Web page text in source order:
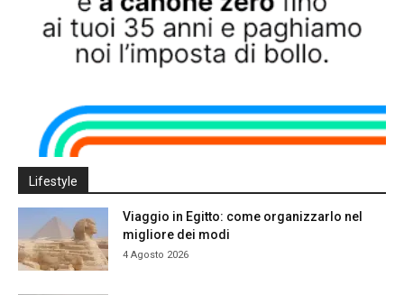
Lifestyle
Viaggio in Egitto: come organizzarlo nel
migliore dei modi
4 Agosto 2026